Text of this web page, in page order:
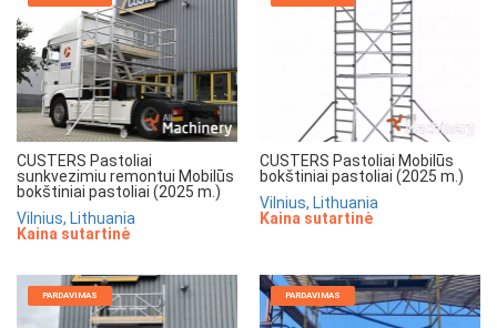
CUSTERS Pastoliai
sunkvezimiu remontui Mobilūs
bokštiniai pastoliai (2025 m.)
Vilnius, Lithuania
Kaina sutartinė
CUSTERS Pastoliai Mobilūs
bokštiniai pastoliai (2025 m.)
Vilnius, Lithuania
Kaina sutartinė
PARDAVIMAS PARDAVIMAS